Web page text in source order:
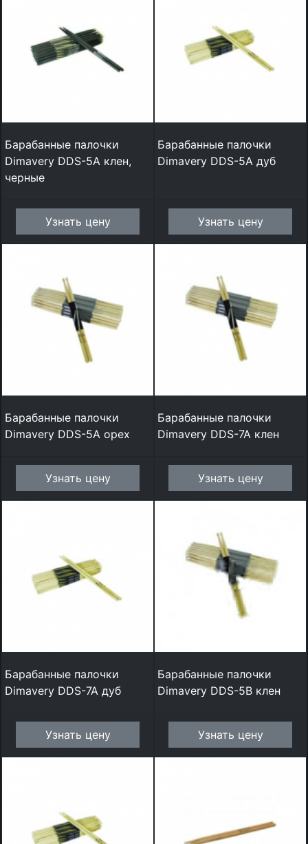
Барабанные палочки
Dimavery DDS-5A клен,
черные
Узнать цену
Барабанные палочки
Dimavery DDS-5A дуб
Узнать цену
Барабанные палочки
Dimavery DDS-5A орех
Узнать цену
Барабанные палочки
Dimavery DDS-7A клен
Узнать цену
Барабанные палочки
Dimavery DDS-7A дуб
Узнать цену
Барабанные палочки
Dimavery DDS-5B клен
Узнать цену